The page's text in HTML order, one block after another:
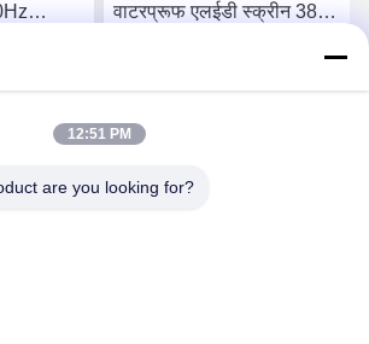
पाएं
वाटरप्रूफ एलईडी स्क्रीन 3840
सबसे अच्छी कीमत पाएं
12:51 PM
are you looking for?